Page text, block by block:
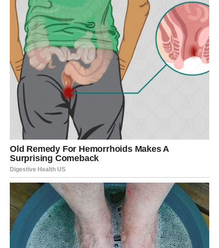
Ta vijest daće vam dodatnu snagu i motivaciju za sve što
slijedi.
Sreća postaje vaš svakodnevni
saveznik
U narednim sedmicama imaćete mnogo razloga za
zadovoljstvo.
Poslovni uspjesi, stabilnije finansije i više mira u
privatnom životu učiniće da se osjećate sigurnije nego
ikada. Ljudi kojima vjerujete biće uz vas, a mnogi
zajednički planovi počeće da se ostvaruju.
Pred vama je razdoblje koje će vam pokazati da se lijepe
promjene dešavaju upravo onda kada im damo priliku.
Završna poruka zvijezda za Vagu